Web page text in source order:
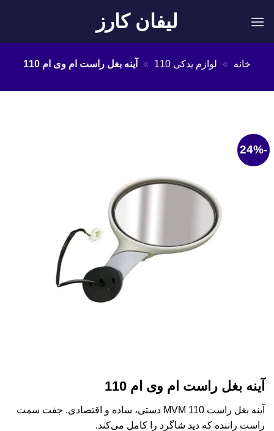
لیفان کارز
خانه » لوازم یدکی 110 » آینه بغل راست ام وی ام 110
-24%
آینه بغل راست ام وی ام 110
آینه بغل راست MVM 110 دستی، ساده و اقتصادی. جفت سمت
راست راننده که دید شاگرد را کامل می‌کند.